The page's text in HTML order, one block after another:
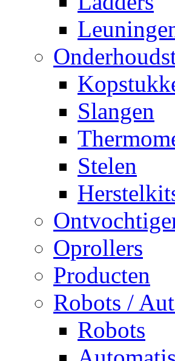
Slangen
Stelen
Oprollers
Producten
Robots /
Robots